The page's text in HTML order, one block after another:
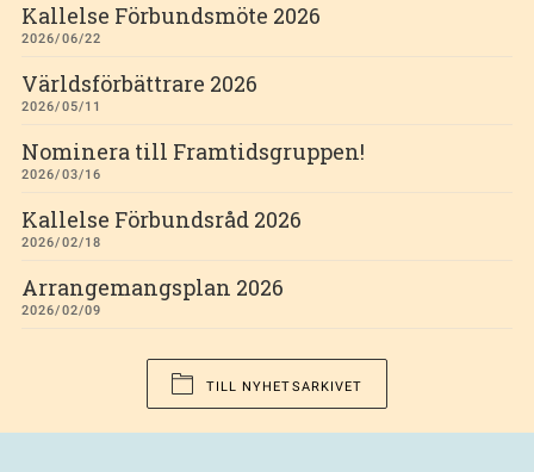
Kallelse Förbundsmöte 2026
2026/06/22
Världsförbättrare 2026
2026/05/11
Nominera till Framtidsgruppen!
2026/03/16
Kallelse Förbundsråd 2026
2026/02/18
Arrangemangsplan 2026
2026/02/09
TILL NYHETSARKIVET